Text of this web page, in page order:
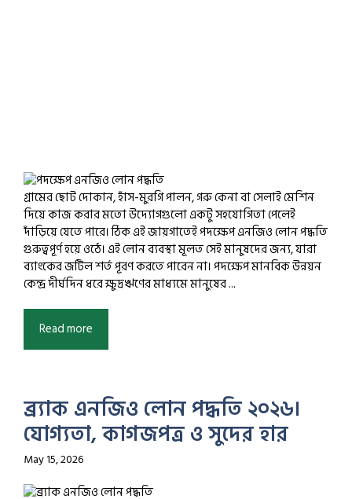
গ্রামের ছোট দোকান, হাঁস-মুরগি পালন, গরু কেনা বা সেলাই মেশিন
দিয়ে কাজ করার মতো উদ্যোগগুলো একটু সহযোগিতা পেলেই
দাঁড়িয়ে যেতে পারে। ঠিক এই জায়গাতেই পদক্ষেপ এনজিও লোন পদ্ধতি
গুরুত্বপূর্ণ হয়ে ওঠে। এই লোন ব্যবস্থা মূলত সেই মানুষদের জন্য, যারা
ব্যাংকের জটিল শর্ত পূরণ করতে পারেন না। পদক্ষেপ মানবিক উন্নয়ন
কেন্দ্র দীর্ঘদিন ধরে ক্ষুদ্রঋণের মাধ্যমে মানুষের ...
Read more
ব্র্যাক এনজিও লোন পদ্ধতি ২০২৬।
যোগ্যতা, কাগজপত্র ও সুদের হার
May 15, 2026